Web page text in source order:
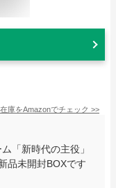
庫をAmazonでチェック >>
「新時代の主役」
品未開封BOXです